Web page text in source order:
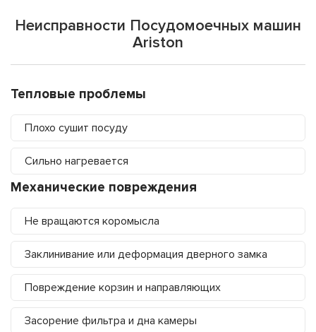
Неисправности Посудомоечных машин
Ariston
Тепловые проблемы
Плохо сушит посуду
Сильно нагревается
Механические повреждения
Не вращаются коромысла
Заклинивание или деформация дверного замка
Повреждение корзин и направляющих
Засорение фильтра и дна камеры